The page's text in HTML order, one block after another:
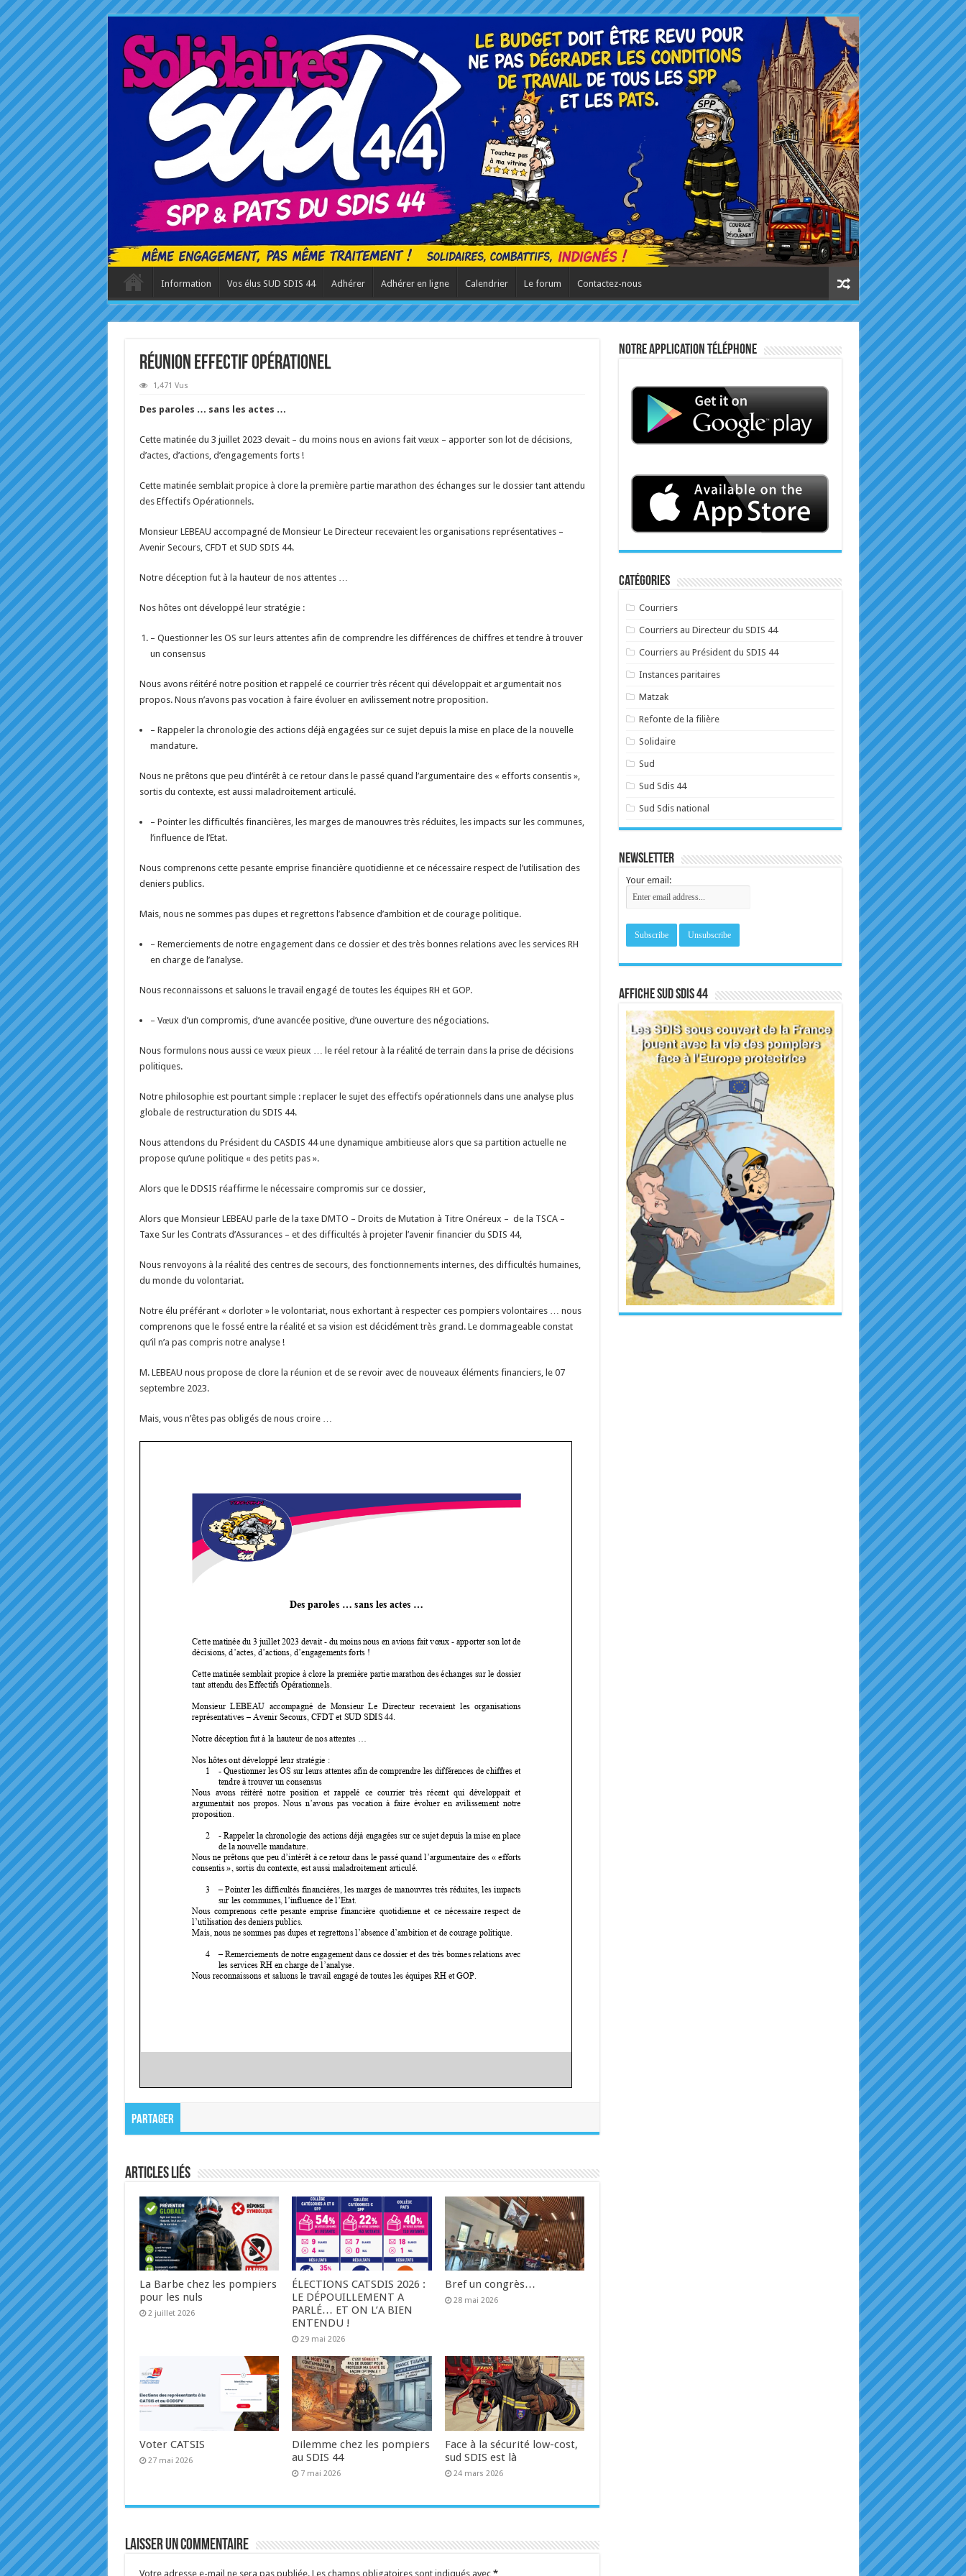
Information Vos élus SUD SDIS 44 Adhérer Adhérer en ligne Calendrier Le forum Contactez-nous
Réunion effectif opérationel
1,471 Vus
Des paroles … sans les actes …
Cette matinée du 3 juillet 2023 devait – du moins nous en avions fait vœux – apporter son lot de décisions,
d’actes, d’actions, d’engagements forts !
Cette matinée semblait propice à clore la première partie marathon des échanges sur le dossier tant attendu
des Effectifs Opérationnels.
Monsieur LEBEAU accompagné de Monsieur Le Directeur recevaient les organisations représentatives –
Avenir Secours, CFDT et SUD SDIS 44.
Notre déception fut à la hauteur de nos attentes …
Nos hôtes ont développé leur stratégie :
– Questionner les OS sur leurs attentes afin de comprendre les différences de chiffres et tendre à trouver
un consensus
Nous avons réitéré notre position et rappelé ce courrier très récent qui développait et argumentait nos
propos. Nous n’avons pas vocation à faire évoluer en avilissement notre proposition.
– Rappeler la chronologie des actions déjà engagées sur ce sujet depuis la mise en place de la nouvelle
mandature.
Nous ne prêtons que peu d’intérêt à ce retour dans le passé quand l’argumentaire des « efforts consentis »,
sortis du contexte, est aussi maladroitement articulé.
– Pointer les difficultés financières, les marges de manouvres très réduites, les impacts sur les communes,
l’influence de l’Etat.
Nous comprenons cette pesante emprise financière quotidienne et ce nécessaire respect de l’utilisation des
deniers publics.
Mais, nous ne sommes pas dupes et regrettons l’absence d’ambition et de courage politique.
– Remerciements de notre engagement dans ce dossier et des très bonnes relations avec les services RH
en charge de l’analyse.
Nous reconnaissons et saluons le travail engagé de toutes les équipes RH et GOP.
– Vœux d’un compromis, d’une avancée positive, d’une ouverture des négociations.
Nous formulons nous aussi ce vœux pieux … le réel retour à la réalité de terrain dans la prise de décisions
politiques.
Notre philosophie est pourtant simple : replacer le sujet des effectifs opérationnels dans une analyse plus
globale de restructuration du SDIS 44.
Nous attendons du Président du CASDIS 44 une dynamique ambitieuse alors que sa partition actuelle ne
propose qu’une politique « des petits pas ».
Alors que le DDSIS réaffirme le nécessaire compromis sur ce dossier,
Alors que Monsieur LEBEAU parle de la taxe DMTO – Droits de Mutation à Titre Onéreux – de la TSCA –
Taxe Sur les Contrats d’Assurances – et des difficultés à projeter l’avenir financier du SDIS 44,
Nous renvoyons à la réalité des centres de secours, des fonctionnements internes, des difficultés humaines,
du monde du volontariat.
Notre élu préférant « dorloter » le volontariat, nous exhortant à respecter ces pompiers volontaires … nous
comprenons que le fossé entre la réalité et sa vision est décidément très grand. Le dommageable constat
qu’il n’a pas compris notre analyse !
M. LEBEAU nous propose de clore la réunion et de se revoir avec de nouveaux éléments financiers, le 07
septembre 2023.
Mais, vous n’êtes pas obligés de nous croire …
Partager
Articles liés
La Barbe chez les pompiers
pour les nuls
2 juillet 2026
ÉLECTIONS CATSDIS 2026 :
LE DÉPOUILLEMENT A
PARLÉ… ET ON L’A BIEN
ENTENDU !
29 mai 2026
Bref un congrès…
28 mai 2026
Voter CATSIS
27 mai 2026
Dilemme chez les pompiers
au SDIS 44
7 mai 2026
Face à la sécurité low-cost,
sud SDIS est là
24 mars 2026
Laisser un commentaire
Votre adresse e-mail ne sera pas publiée. Les champs obligatoires sont indiqués avec *
Notre application téléphone
Catégories
Courriers
Courriers au Directeur du SDIS 44
Courriers au Président du SDIS 44
Instances paritaires
Matzak
Refonte de la filière
Solidaire
Sud
Sud Sdis 44
Sud Sdis national
Newsletter
Your email:
Affiche sud SDIS 44